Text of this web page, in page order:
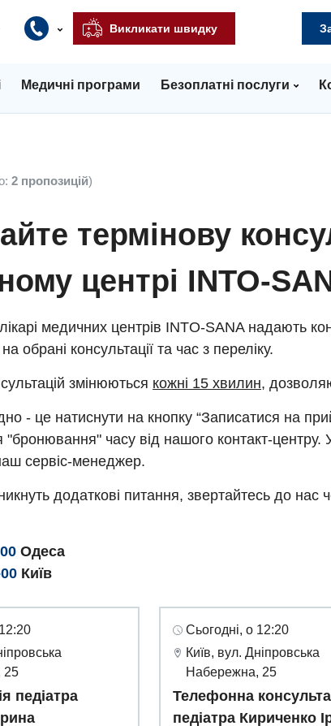
Викликати швидку
Медичні програми Безоплатні послуги
2 пропозицій)
термінову
центрі INTO-
медичних центрів INTO-SANA надають
обрані консультації та час з переліку.
змінюються кожні 15 хвилин,
- це натиснути на кнопку “Записатися на
"бронювання" часу від нашого контакт-
сервіс-менеджер.
додаткові питання, звертайтесь до нас
Одеса
Київ
25
педіатра
Сьогодні, о 12:20
Київ, вул. Дніпровська
Набережна, 25
Телефонна
педіатра Кириченко